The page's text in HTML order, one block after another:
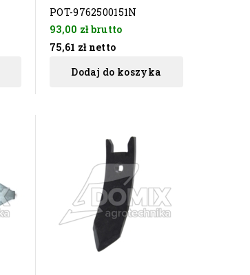
POT-9762500151N
93,00 złbrutto
75,61 zł netto
Dodaj do koszyka